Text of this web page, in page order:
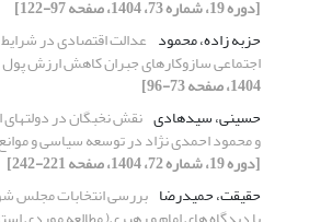
[دوره 19، شماره 73، 1404، صفحه 97-122]
حزبه زاده، محمود عدالت اقتصادی در
اجتماعی سازوکارهای جبران کاهش ارزش پول
1404، صفحه 73-96]
حسینی، سیدهادی نقش نخبگان در
و محمود احمدی نژاد در توسعه سیاسی و
[دوره 19، شماره 72، 1404، صفحه 221-242]
حقیقت، حمیدرضا بررسی انتخابات مجلس